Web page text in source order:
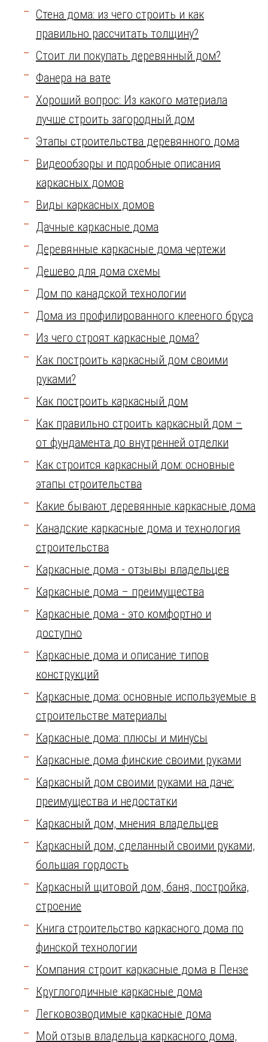
Стена дома: из чего строить и как
правильно рассчитать толщину?
Стоит ли покупать деревянный дом?
Фанера на вате
Хороший вопрос: Из какого материала
лучше строить загородный дом
Этапы строительства деревянного дома
Видеообзоры и подробные описания
каркасных домов
Виды каркасных домов
Дачные каркасные дома
Деревянные каркасные дома чертежи
Дешево для дома схемы
Дом по канадской технологии
Дома из профилированного клееного бруса
Из чего строят каркасные дома?
Как построить каркасный дом своими
руками?
Как построить каркасный дом
Как правильно строить каркасный дом –
от фундамента до внутренней отделки
Как строится каркасный дом: основные
этапы строительства
Какие бывают деревянные каркасные дома
Канадские каркасные дома и технология
строительства
Каркасные дома - отзывы владельцев
Каркасные дома – преимущества
Каркасные дома - это комфортно и
доступно
Каркасные дома и описание типов
конструкций
Каркасные дома: основные используемые в
строительстве материалы
Каркасные дома: плюсы и минусы
Каркасные дома финские своими руками
Каркасный дом своими руками на даче:
преимущества и недостатки
Каркасный дом, мнения владельцев
Каркасный дом, сделанный своими руками,
большая гордость
Каркасный щитовой дом, баня, постройка,
строение
Книга строительство каркасного дома по
финской технологии
Компания строит каркасные дома в Пензе
Круглогодичные каркасные дома
Легковозводимые каркасные дома
Мой отзыв владельца каркасного дома,